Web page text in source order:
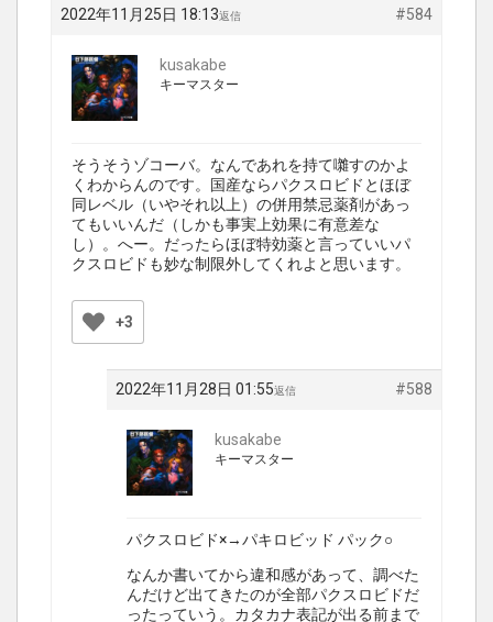
2022年11月25日 18:13 #584
返信
kusakabe
キーマスター
そうそうゾコーバ。なんであれを持て囃すのかよ
くわからんのです。国産ならパクスロビドとほぼ
同レベル（いやそれ以上）の併用禁忌薬剤があっ
てもいいんだ（しかも事実上効果に有意差な
し）。へー。だったらほぼ特効薬と言っていいパ
クスロビドも妙な制限外してくれよと思います。
+3
2022年11月28日 01:55 #588
返信
kusakabe
キーマスター
パクスロビド×→パキロビッド パック○
なんか書いてから違和感があって、調べた
んだけど出てきたのが全部パクスロビドだ
ったっていう。カタカナ表記が出る前まで